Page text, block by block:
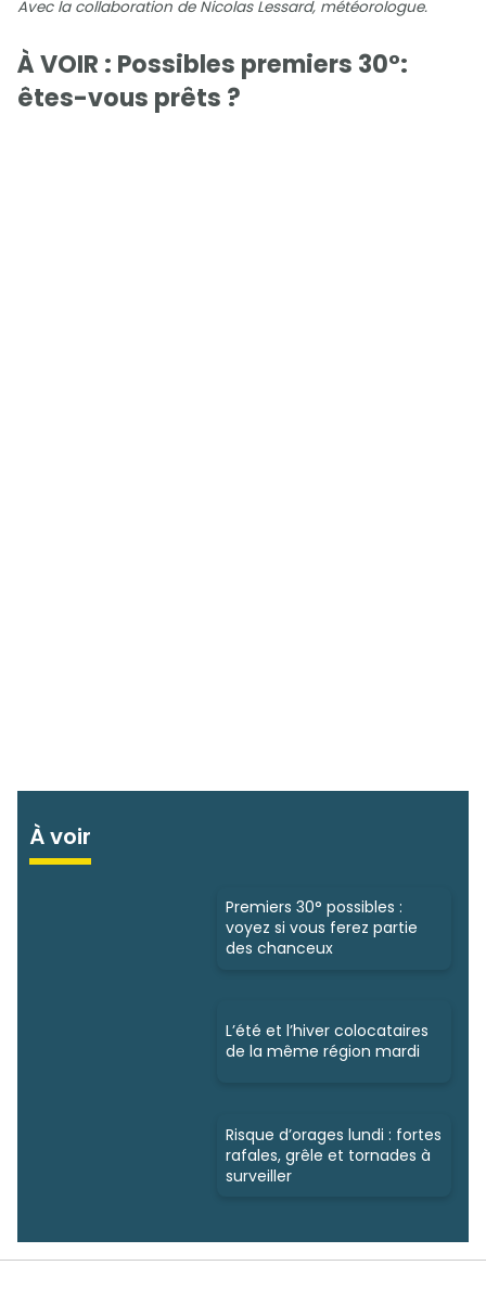
Avec la collaboration de Nicolas Lessard, météorologue.
À VOIR : Possibles premiers 30°:
êtes-vous prêts ?
À voir
Premiers 30° possibles :
voyez si vous ferez partie
des chanceux
L’été et l’hiver colocataires
de la même région mardi
Risque d’orages lundi : fortes
rafales, grêle et tornades à
surveiller